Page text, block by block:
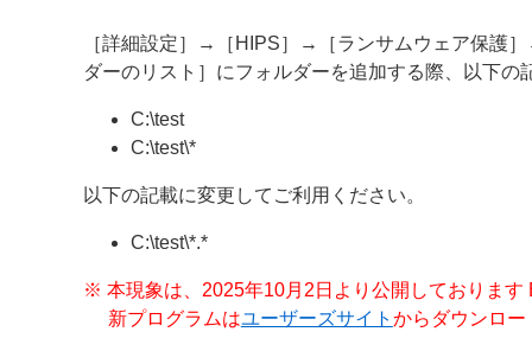
［詳細設定］→［HIPS］→［ランサムウェア保護
ダーのリスト］にフォルダーを追加する際、以下の
C:\test
C:\test\*
以下の記載に変更してご利用ください。
C:\test\*.*
※ 本現象は、2025年10月2日より公開しておりま
新プログラムはユーザーズサイト からダウンロ